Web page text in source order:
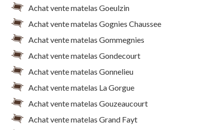
Achat vente matelas Goeulzin
Achat vente matelas Gognies Chaussee
Achat vente matelas Gommegnies
Achat vente matelas Gondecourt
Achat vente matelas Gonnelieu
Achat vente matelas La Gorgue
Achat vente matelas Gouzeaucourt
Achat vente matelas Grand Fayt